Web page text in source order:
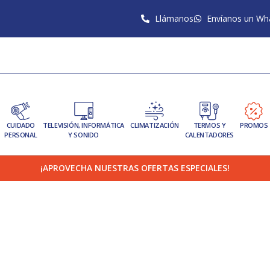
Llámanos Envíanos un
CUIDADO
PERSONAL
TELEVISIÓN, INFORMÁTICA
Y SONIDO
CLIMATIZACIÓN
TERMOS Y
CALENTADORES
PROMOS
¡APROVECHA NUESTRAS OFERTAS ESPECIALES!